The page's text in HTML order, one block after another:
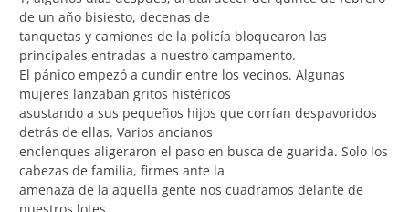
de un año bisiesto, decenas de
tanquetas y camiones de la policía bloquearon las
principales entradas a nuestro campamento.
El pánico empezó a cundir entre los vecinos. Algunas
mujeres lanzaban gritos histéricos
asustando a sus pequeños hijos que corrían despavoridos
detrás de ellas. Varios ancianos
enclenques aligeraron el paso en busca de guarida. Solo los
cabezas de familia, firmes ante la
amenaza de la aquella gente nos cuadramos delante de